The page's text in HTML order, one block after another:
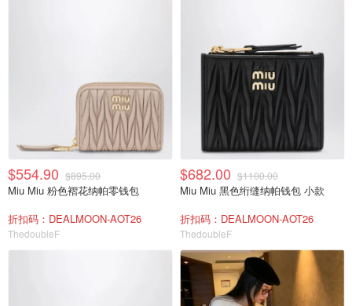
$554.90 $895.00
Miu Miu 粉色褶花纳帕零钱包
折扣码：DEALMOON-AOT26
ThedoubleF
$682.00 $1100.00
Miu Miu 黑色绗缝纳帕钱包 小款
折扣码：DEALMOON-AOT26
ThedoubleF